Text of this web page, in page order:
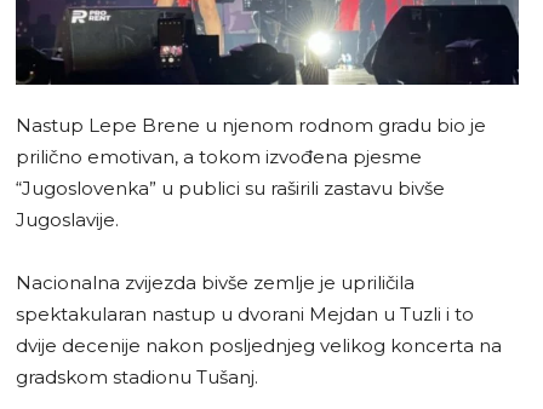
Nastup Lepe Brene u njenom rodnom gradu bio je
prilično emotivan, a tokom izvođena pjesme
“Jugoslovenka” u publici su raširili zastavu bivše
Jugoslavije.
Nacionalna zvijezda bivše zemlje je upriličila
spektakularan nastup u dvorani Mejdan u Tuzli i to
dvije decenije nakon posljednjeg velikog koncerta na
gradskom stadionu Tušanj.